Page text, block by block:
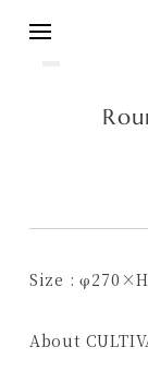
Size :
About